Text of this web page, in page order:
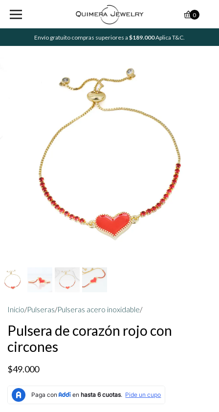
Envío gratuito compras superiores a $189.000Aplica T&C.
0
Inicio/Pulseras/Pulseras acero inoxidable/
Pulsera de corazón rojo con
circones
$49.000